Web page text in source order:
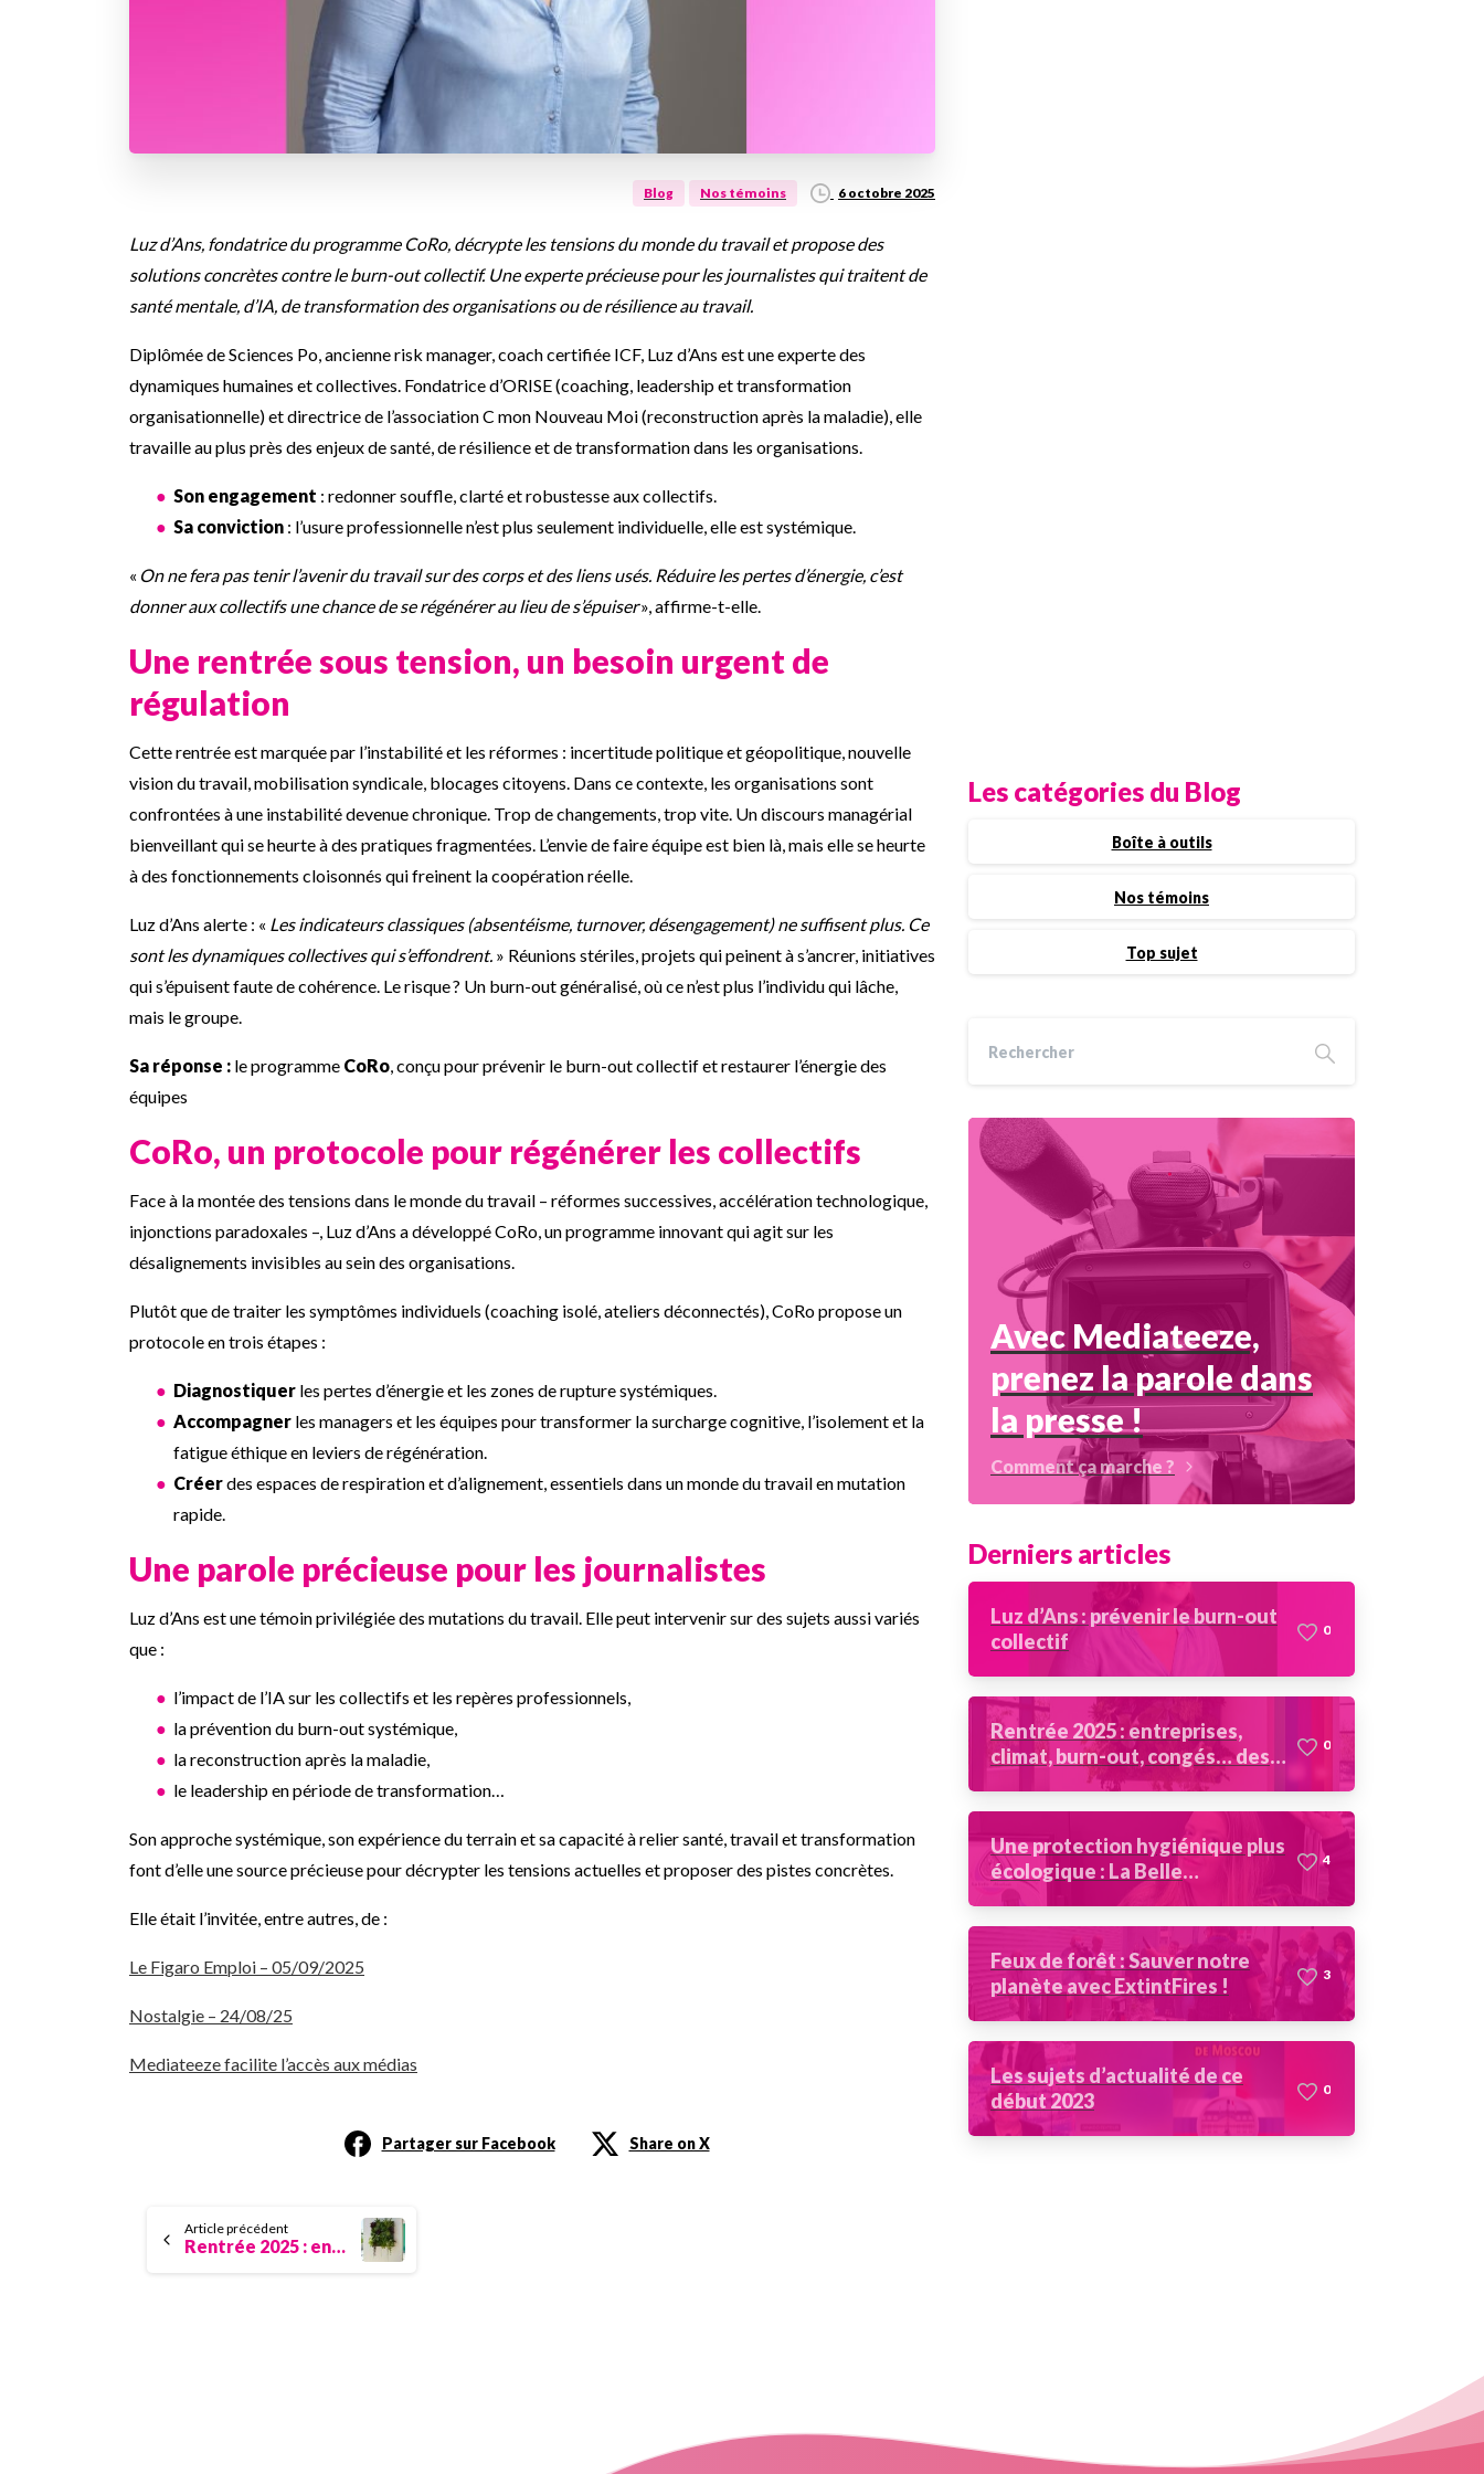
Blog Nos témoins 6 octobre 2025
Luz d’Ans, fondatrice du programme CoRo, décrypte les tensions du monde du travail et propose des
solutions concrètes contre le burn-out collectif. Une experte précieuse pour les journalistes qui traitent de
santé mentale, d’IA, de transformation des organisations ou de résilience au travail.
Diplômée de Sciences Po, ancienne risk manager, coach certifiée ICF, Luz d’Ans est une experte des
dynamiques humaines et collectives. Fondatrice d’ORISE (coaching, leadership et transformation
organisationnelle) et directrice de l’association C mon Nouveau Moi (reconstruction après la maladie), elle
travaille au plus près des enjeux de santé, de résilience et de transformation dans les organisations.
Son engagement : redonner souffle, clarté et robustesse aux collectifs.
Sa conviction : l’usure professionnelle n’est plus seulement individuelle, elle est systémique.
« On ne fera pas tenir l’avenir du travail sur des corps et des liens usés. Réduire les pertes d’énergie, c’est
donner aux collectifs une chance de se régénérer au lieu de s’épuiser», affirme-t-elle.
Une rentrée sous tension, un besoin urgent de
régulation
Cette rentrée est marquée par l’instabilité et les réformes : incertitude politique et géopolitique, nouvelle
vision du travail, mobilisation syndicale, blocages citoyens. Dans ce contexte, les organisations sont
confrontées à une instabilité devenue chronique. Trop de changements, trop vite. Un discours managérial
bienveillant qui se heurte à des pratiques fragmentées. L’envie de faire équipe est bien là, mais elle se heurte
à des fonctionnements cloisonnés qui freinent la coopération réelle.
Luz d’Ans alerte : « Les indicateurs classiques (absentéisme, turnover, désengagement) ne suffisent plus. Ce
sont les dynamiques collectives qui s’effondrent. » Réunions stériles, projets qui peinent à s’ancrer, initiatives
qui s’épuisent faute de cohérence. Le risque ? Un burn-out généralisé, où ce n’est plus l’individu qui lâche,
mais le groupe.
Sa réponse : le programme CoRo, conçu pour prévenir le burn-out collectif et restaurer l’énergie des
équipes
CoRo, un protocole pour régénérer les collectifs
Face à la montée des tensions dans le monde du travail – réformes successives, accélération technologique,
injonctions paradoxales –, Luz d’Ans a développé CoRo, un programme innovant qui agit sur les
désalignements invisibles au sein des organisations.
Plutôt que de traiter les symptômes individuels (coaching isolé, ateliers déconnectés), CoRo propose un
protocole en trois étapes :
Diagnostiquer les pertes d’énergie et les zones de rupture systémiques.
Accompagner les managers et les équipes pour transformer la surcharge cognitive, l’isolement et la
fatigue éthique en leviers de régénération.
Créerdes espaces de respiration et d’alignement, essentiels dans un monde du travail en mutation
rapide.
Une parole précieuse pour les journalistes
Luz d’Ans est une témoin privilégiée des mutations du travail. Elle peut intervenir sur des sujets aussi variés
que :
l’impact de l’IA sur les collectifs et les repères professionnels,
la prévention du burn-out systémique,
la reconstruction après la maladie,
le leadership en période de transformation…
Son approche systémique, son expérience du terrain et sa capacité à relier santé, travail et transformation
font d’elle une source précieuse pour décrypter les tensions actuelles et proposer des pistes concrètes.
Elle était l’invitée, entre autres, de :
Le Figaro Emploi – 05/09/2025
Nostalgie – 24/08/25
Mediateeze facilite l’accès aux médias
Partager sur Facebook Share on X
Les catégories du Blog
Boîte à outils
Nos témoins
Top sujet
Avec Mediateeze,
prenez la parole dans
la presse !
Comment ça marche ?
Derniers articles
Luz d’Ans : prévenir le burn-out
collectif
0
Rentrée 2025 : entreprises,
climat, burn-out, congés… des
récits à partager
0
Une protection hygiénique plus
écologique : La Belle
Absorbante
4
Feux de forêt : Sauver notre
planète avec ExtintFires !
3
Les sujets d’actualité de ce
début 2023
0
Continue
Article précédent
Rentrée 2025 : entreprises, climat, burn-out, congés… des récits à partager